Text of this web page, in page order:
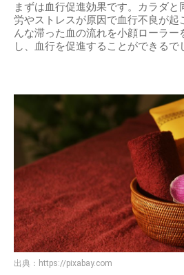
まずは血行促進効果です。カラダ
労やストレスが原因で血行不良が起
んな滞った血の流れを小顔ローラー
し、血行を促進することができるで
出典： https://pixabay.com